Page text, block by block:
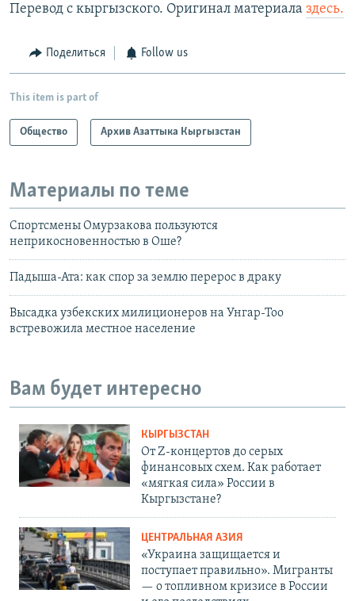
Перевод с кыргызского. Оригинал материала здесь.
Поделиться Follow us
This item is part of
Общество Архив Азаттыка Кыргызстан
Материалы по теме
Спортсмены Омурзакова пользуются
неприкосновенностью в Оше?
Падыша-Ата: как спор за землю перерос в драку
Высадка узбекских милиционеров на Унгар-Тоо
встревожила местное население
Вам будет интересно
КЫРГЫЗСТАН
От Z-концертов до серых
финансовых схем. Как работает
«мягкая сила» России в
Кыргызстане?
ЦЕНТРАЛЬНАЯ АЗИЯ
«Украина защищается и
поступает правильно». Мигранты
— о топливном кризисе в России